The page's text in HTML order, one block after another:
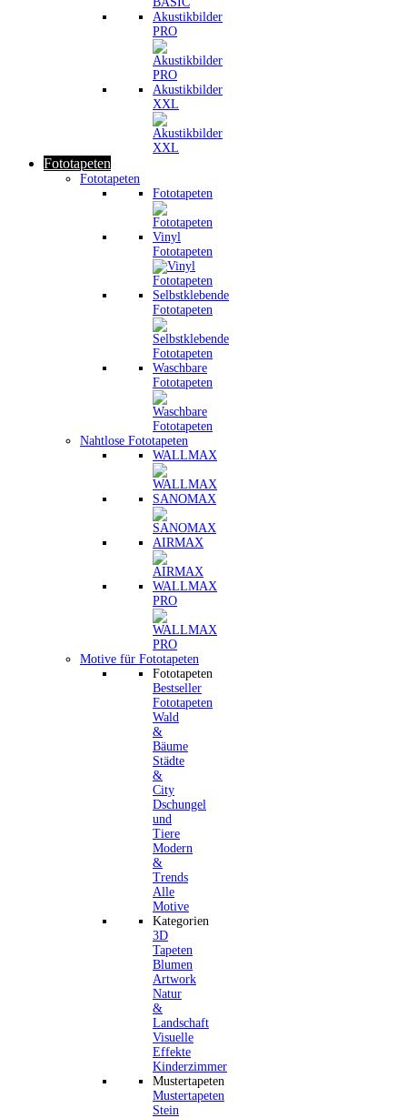
Akustikbilder
PRO
Akustikbilder
XXL
Fototapeten
Fototapeten
Fototapeten
Vinyl
Fototapeten
Selbstklebende
Fototapeten
Waschbare
Fototapeten
Nahtlose Fototapeten
WALLMAX
SANOMAX
AIRMAX
WALLMAX
PRO
Motive für Fototapeten
Fototapeten
Bestseller
Fototapeten
Wald
&
Bäume
Städte
&
City
Dschungel
und
Tiere
Modern
&
Trends
Alle
Motive
Kategorien
3D
Tapeten
Blumen
Artwork
Natur
&
Landschaft
Visuelle
Effekte
Kinderzimmer
Mustertapeten
Mustertapeten
Stein